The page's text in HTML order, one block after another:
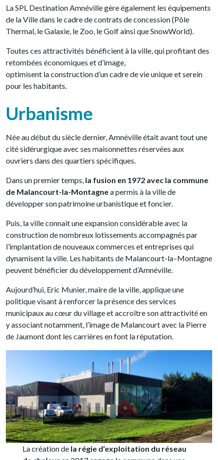
La SPL Destination Amnéville gère également les équipements
de la Ville dans le cadre de contrats de concession (Pôle
Thermal, le Galaxie, le Zoo, le Golf ainsi que SnowWorld).
Toutes ces attractivités bénéficient à la ville, qui profitant des
retombées économiques et d’image,
optimisent la construction d’un cadre de vie unique et serein
pour les habitants.
Urbanisme
Née au début du siècle dernier, Amnéville était avant tout une
cité sidérurgique avec ses maisonnettes réservées aux
ouvriers dans des quartiers spécifiques.
Dans un premier temps, la fusion en 1972 avec la commune
de Malancourt-la-Montagnea permis à la ville de
développer son patrimoine urbanistique et foncier.
Puis, la ville connait une expansion considérable avec la
construction de nombreux lotissements accompagnés par
l’implantation de nouveaux commerces et entreprises qui
dynamisent la ville. Les habitants de Malancourt-la–Montagne
peuvent bénéficier du développement d’Amnéville.
Aujourd’hui, Eric Munier, maire de la ville, applique une
politique visant à renforcer la présence des services
municipaux au cœur du village et accroître son attractivité en
y associant notamment, l’image de Malancourt avec la Pierre
de Jaumont dont les carrières en font la réputation.
La création de la régie d’exploitation du réseau